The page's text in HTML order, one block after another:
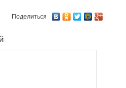
Поделиться